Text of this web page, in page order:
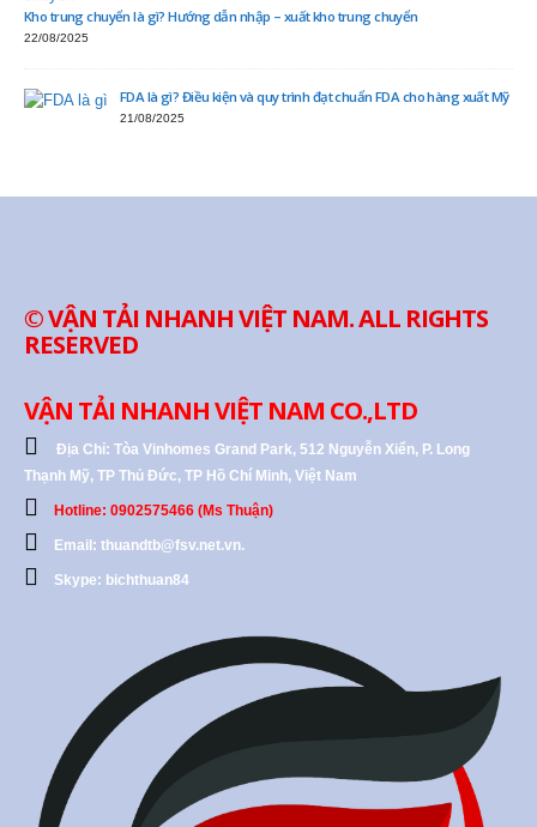
Kho trung chuyển là gì? Hướng dẫn nhập – xuất kho trung chuyển
22/08/2025
FDA là gì? Điều kiện và quy trình đạt chuẩn FDA cho hàng xuất Mỹ
21/08/2025
© VẬN TẢI NHANH VIỆT NAM. ALL RIGHTS
RESERVED
VẬN TẢI NHANH VIỆT NAM CO.,LTD
Địa Chỉ: Tòa Vinhomes Grand Park, 512 Nguyễn Xiển, P. Long
Thạnh Mỹ, TP Thủ Đức, TP Hồ Chí Minh, Việt Nam
Hotline: 0902575466 (Ms Thuận)
Email: thuandtb@fsv.net.vn.
Skype: bichthuan84